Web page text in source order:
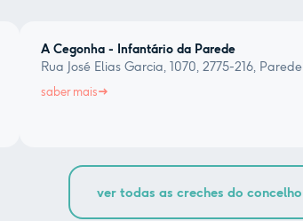
A Cegonha - Infantário da Parede
Rua José Elias Garcia, 1070, 2775-216, Parede
saber mais
ver todas as creches do concelho